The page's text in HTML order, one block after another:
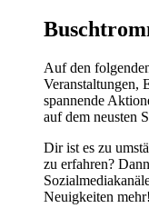
Auf den
Veranstaltungen,
spannende
auf dem neusten
Dir ist es zu
zu erfahren?
Neuigkeiten mehr!